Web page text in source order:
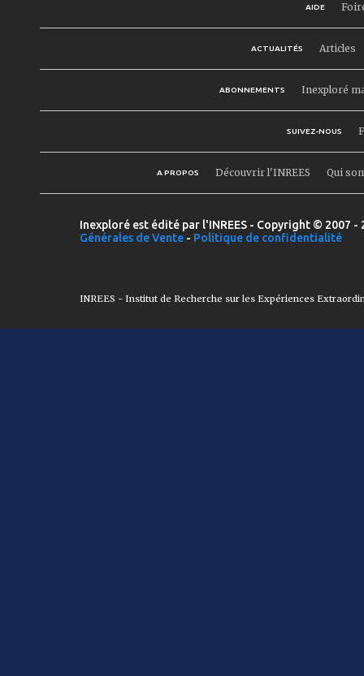
AIDE
ACTUALITÉS Articles
ABONNEMENTS Inexploré
SUIVEZ-NOUS
A PROPOS Découvrir l'INREES Qui
Inexploré est édité par l'INREES - Copyright © 2007
Générales de Vente - Politique de confidentialité
INREES - Institut de Recherche sur les Expériences